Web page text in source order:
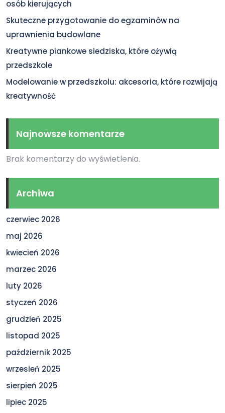
osób kierujących
Skuteczne przygotowanie do egzaminów na
uprawnienia budowlane
Kreatywne piankowe siedziska, które ożywią
przedszkole
Modelowanie w przedszkolu: akcesoria, które rozwijają
kreatywność
Najnowsze komentarze
Brak komentarzy do wyświetlenia.
Archiwa
czerwiec 2026
maj 2026
kwiecień 2026
marzec 2026
luty 2026
styczeń 2026
grudzień 2025
listopad 2025
październik 2025
wrzesień 2025
sierpień 2025
lipiec 2025